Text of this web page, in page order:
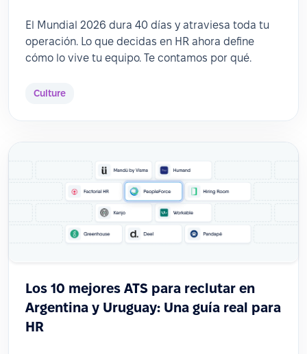
El Mundial 2026 dura 40 días y atraviesa toda tu
operación. Lo que decidas en HR ahora define
cómo lo vive tu equipo. Te contamos por qué.
Culture
Los 10 mejores ATS para reclutar en
Argentina y Uruguay: Una guía real para
HR